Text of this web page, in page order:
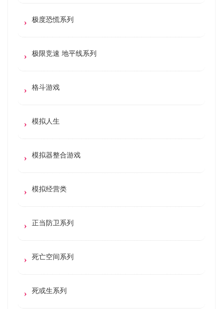
极度恐慌系列
极限竞速 地平线系列
格斗游戏
模拟人生
模拟器整合游戏
模拟经营类
正当防卫系列
死亡空间系列
死或生系列